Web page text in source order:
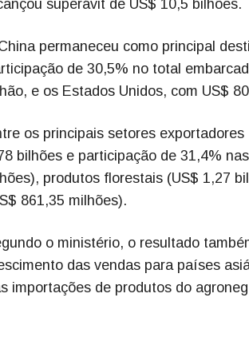
superávit de US$ 10,5 bilhões.
permaneceu como principal
de 30,5% no total
e os Estados Unidos, com US$
os principais setores
bilhões e participação de 31,4%
produtos florestais (US$ 1,27
861,35 milhões).
o ministério, o resultado
das vendas para países
importações de produtos do